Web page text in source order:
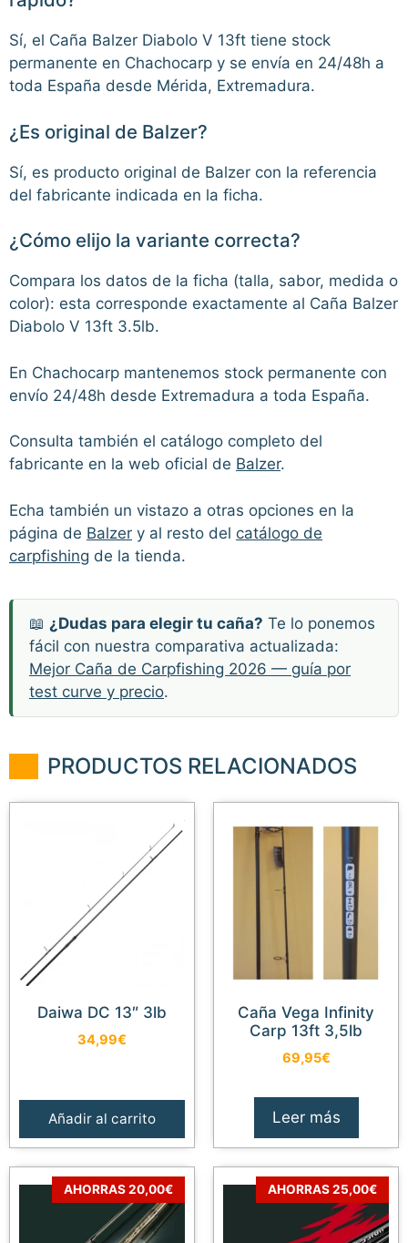
Sí, el Caña Balzer Diabolo V 13ft tiene stock
permanente en Chachocarp y se envía en 24/48h a
toda España desde Mérida, Extremadura.
¿Es original de Balzer?
Sí, es producto original de Balzer con la referencia
del fabricante indicada en la ficha.
¿Cómo elijo la variante correcta?
Compara los datos de la ficha (talla, sabor, medida o
color): esta corresponde exactamente al Caña Balzer
Diabolo V 13ft 3.5lb.
En Chachocarp mantenemos stock permanente con
envío 24/48h desde Extremadura a toda España.
Consulta también el catálogo completo del
fabricante en la web oficial de Balzer.
Echa también un vistazo a otras opciones en la
página de Balzer y al resto del catálogo de
carpfishing de la tienda.
📖 ¿Dudas para elegir tu caña? Te lo ponemos
fácil con nuestra comparativa actualizada:
Mejor Caña de Carpfishing 2026 — guía por
test curve y precio.
PRODUCTOS RELACIONADOS
Daiwa DC 13″ 3lb
34,99€
Añadir al carrito
Caña Vega Infinity
Carp 13ft 3,5lb
69,95€
Leer más
AHORRAS 20,00€ AHORRAS 25,00€